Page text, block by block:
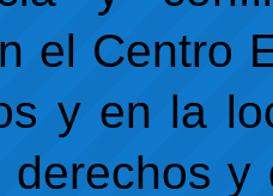
el Centro
y en la
derechos y